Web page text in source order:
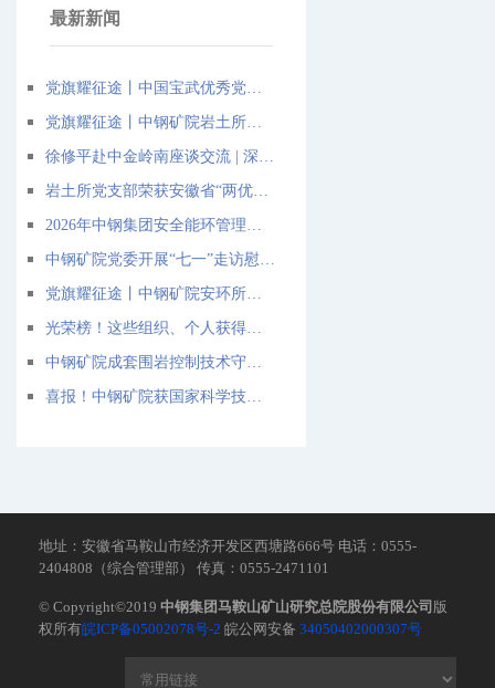
最新新闻
地址：安徽省马鞍山市经济开发区西塘路666号 电话：0555-
2404808（综合管理部） 传真：0555-2471101
© Copyright©2019 中钢集团马鞍山矿山研究总院股份有限公司 版
权所有皖ICP备05002078号-2 皖公网安备 34050402000307号